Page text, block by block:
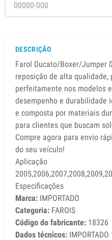
DESCRIÇÃO
Farol Ducato/Boxer/Jumper
reposição de alta
perfeitamente nos modelos
desempenho e durabilidade
e composta por materiais
para clientes que buscam
Compre agora para envio
do seu veículo!
Aplicação
Especificações
Marca: IMPORTADO
Categoria: FAROIS
Código do fabricante: 18326
Dados técnicos: